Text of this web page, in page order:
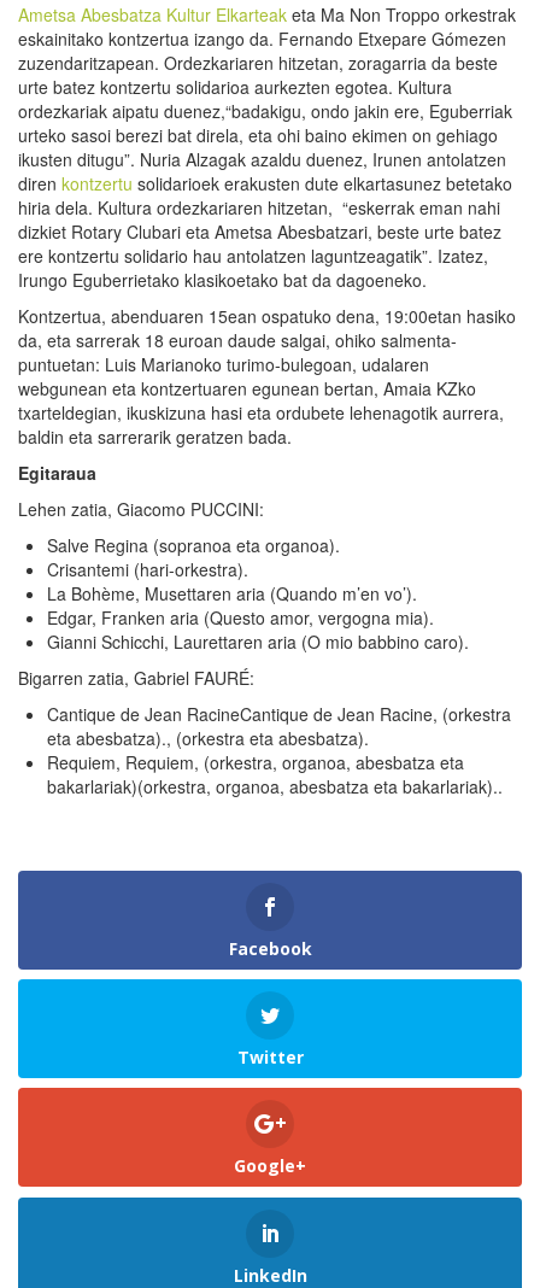
Ametsa Abesbatza Kultur Elkarteak eta Ma Non Troppo orkestrak
eskainitako kontzertua izango da. Fernando Etxepare Gómezen
zuzendaritzapean. Ordezkariaren hitzetan, zoragarria da beste
urte batez kontzertu solidarioa aurkezten egotea. Kultura
ordezkariak aipatu duenez,“badakigu, ondo jakin ere, Eguberriak
urteko sasoi berezi bat direla, eta ohi baino ekimen on gehiago
ikusten ditugu”. Nuria Alzagak azaldu duenez, Irunen antolatzen
diren kontzertu solidarioek erakusten dute elkartasunez betetako
hiria dela. Kultura ordezkariaren hitzetan, “eskerrak eman nahi
dizkiet Rotary Clubari eta Ametsa Abesbatzari, beste urte batez
ere kontzertu solidario hau antolatzen laguntzeagatik”. Izatez,
Irungo Eguberrietako klasikoetako bat da dagoeneko.
Kontzertua, abenduaren 15ean ospatuko dena, 19:00etan hasiko
da, eta sarrerak 18 euroan daude salgai, ohiko salmenta-
puntuetan: Luis Marianoko turimo-bulegoan, udalaren
webgunean eta kontzertuaren egunean bertan, Amaia KZko
txarteldegian, ikuskizuna hasi eta ordubete lehenagotik aurrera,
baldin eta sarrerarik geratzen bada.
Egitaraua
Lehen zatia, Giacomo PUCCINI:
Salve Regina (sopranoa eta organoa).
Crisantemi (hari-orkestra).
La Bohème, Musettaren aria (Quando m’en vo’).
Edgar, Franken aria (Questo amor, vergogna mia).
Gianni Schicchi, Laurettaren aria (O mio babbino caro).
Bigarren zatia, Gabriel FAURÉ:
Cantique de Jean RacineCantique de Jean Racine, (orkestra
eta abesbatza)., (orkestra eta abesbatza).
Requiem, Requiem, (orkestra, organoa, abesbatza eta
bakarlariak)(orkestra, organoa, abesbatza eta bakarlariak)..
Facebook
Twitter
Google+
LinkedIn